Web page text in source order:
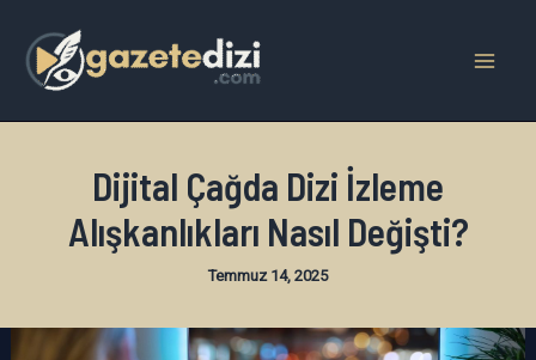
atla
Dijital Çağda Dizi İzleme
Alışkanlıkları Nasıl Değişti?
Temmuz 14, 2025